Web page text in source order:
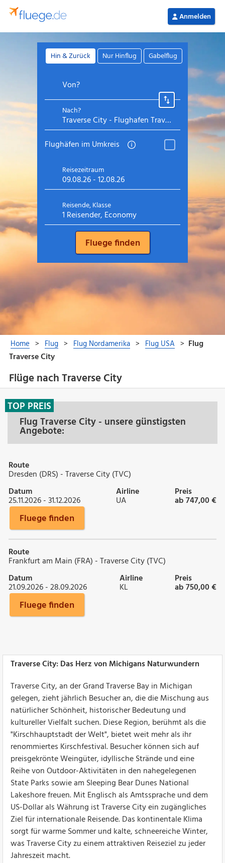
Flüge nach Traverse City
Flug Traverse City - unsere günstigsten
Angebote:
TOP PREIS
Route
Dresden (DRS) - Traverse City (TVC)
Datum
25.11.2026 - 31.12.2026
Airline
UA
Preis
ab 747,00 €
Fluege finden
Route
Frankfurt am Main (FRA) - Traverse City (TVC)
Datum
21.09.2026 - 28.09.2026
Airline
KL
Preis
ab 750,00 €
Fluege finden
Traverse City: Das Herz von Michigans Naturwundern
Traverse City, an der Grand Traverse Bay in Michigan
gelegen, zieht jährlich Besucher an, die die Mischung aus
natürlicher Schönheit, historischer Bedeutung und
kultureller Vielfalt suchen. Diese Region, berühmt als die
"Kirschhauptstadt der Welt", bietet weit mehr als ihr
renommiertes Kirschfestival. Besucher können sich auf
preisgekrönte Weingüter, idyllische Strände und eine
Reihe von Outdoor-Aktivitäten in den nahegelegenen
State Parks sowie am Sleeping Bear Dunes National
Lakeshore freuen. Mit Englisch als Amtssprache und dem
US-Dollar als Währung ist Traverse City ein zugängliches
Ziel für internationale Reisende. Das kontinentale Klima
sorgt für warme Sommer und kalte, schneereiche Winter,
was Traverse City zu einem attraktiven Reiseziel zu jeder
Jahreszeit macht.